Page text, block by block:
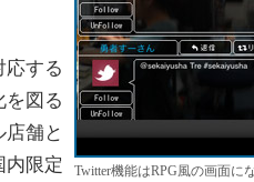
Twitter機能はRPG風の画面に
する
を図る
舗と
内限定